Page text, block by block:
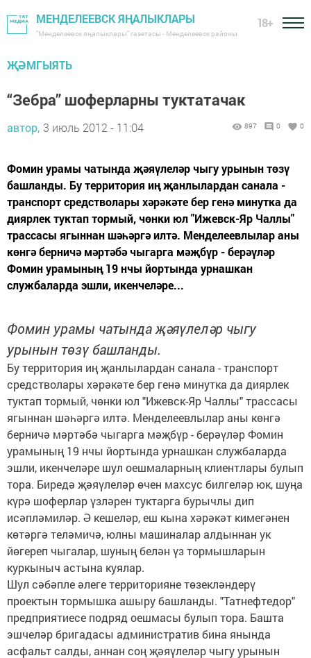
МЕНДЕЛЕЕВСК ЯҢАЛЫКЛАРЫ
"Менделеевск яңалыклары" газетасы - Менделеевск районы
18+
ҖӘМГЫЯТЬ
“Зебра” шоферларны туктатачак
автор, 3 июль 2012 - 11:04 897 0 0
Фомин урамы чатында җәяүлеләр чыгу урынын төзү
башланды. Бу территория иң җанлылардан санала -
транспорт средстволары хәрәкәте бер генә минутка да
диярлек туктап тормый, чөнки юл "Ижевск-Яр Чаллы"
трассасы ягыннан шәһәргә илтә. Менделеевлылар аны
көнгә берничә мәртәбә чыгарга мәҗбүр - берәүләр
Фомин урамының 19 нчы йортында урнашкан
службаларда эшли, икенчеләре...
Фомин урамы чатында җәяүлеләр чыгу
урынын төзү башланды.
Бу территория иң җанлылардан санала - транспорт
средстволары хәрәкәте бер генә минутка да диярлек
туктап тормый, чөнки юл "Ижевск-Яр Чаллы" трассасы
ягыннан шәһәргә илтә. Менделеевлылар аны көнгә
берничә мәртәбә чыгарга мәҗбүр - берәүләр Фомин
урамының 19 нчы йортында урнашкан службаларда
эшли, икенчеләре шул оешмаларның клиентлары булып
тора. Биредә җәяүлеләр өчен махсус билгеләр юк, шуңа
күрә шоферлар үзләрен туктарга бурычлы дип
исәпләмиләр. Ә кешеләр, еш кына хәрәкәт кимегәнен
көтәргә теләмичә, юлны машиналар алдыннан ук
йөгереп чыгалар, шуның белән үз тормышларын
куркыныч астына куялар.
Шул сәбәпле әлеге территорияне төзекләндерү
проектын тормышка ашыру башланды. "Татнефтедор"
предприятиесе подряд оешмасы булып тора. Башта
эшчеләр бригадасы административ бина янында
асфальт салды, аннан соң җәяүлеләр чыгу урынын